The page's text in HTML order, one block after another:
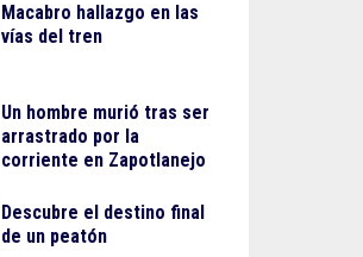
Macabro hallazgo en las
vías del tren
Un hombre murió tras ser
arrastrado por la
corriente en Zapotlanejo
Descubre el destino final
de un peatón